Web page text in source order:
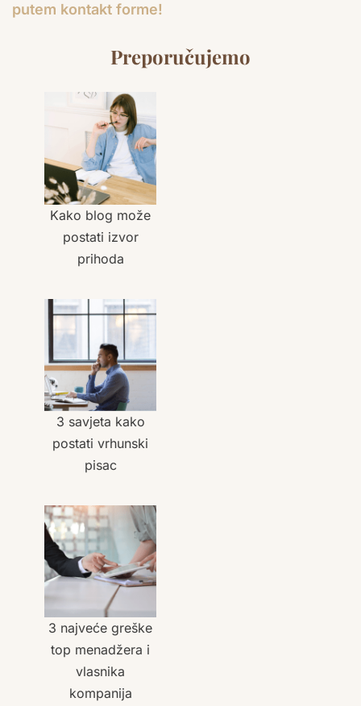
putem kontakt forme!
Preporučujemo
Kako blog može
postati izvor
prihoda
3 savjeta kako
postati vrhunski
pisac
3 najveće greške
top menadžera i
vlasnika
kompanija